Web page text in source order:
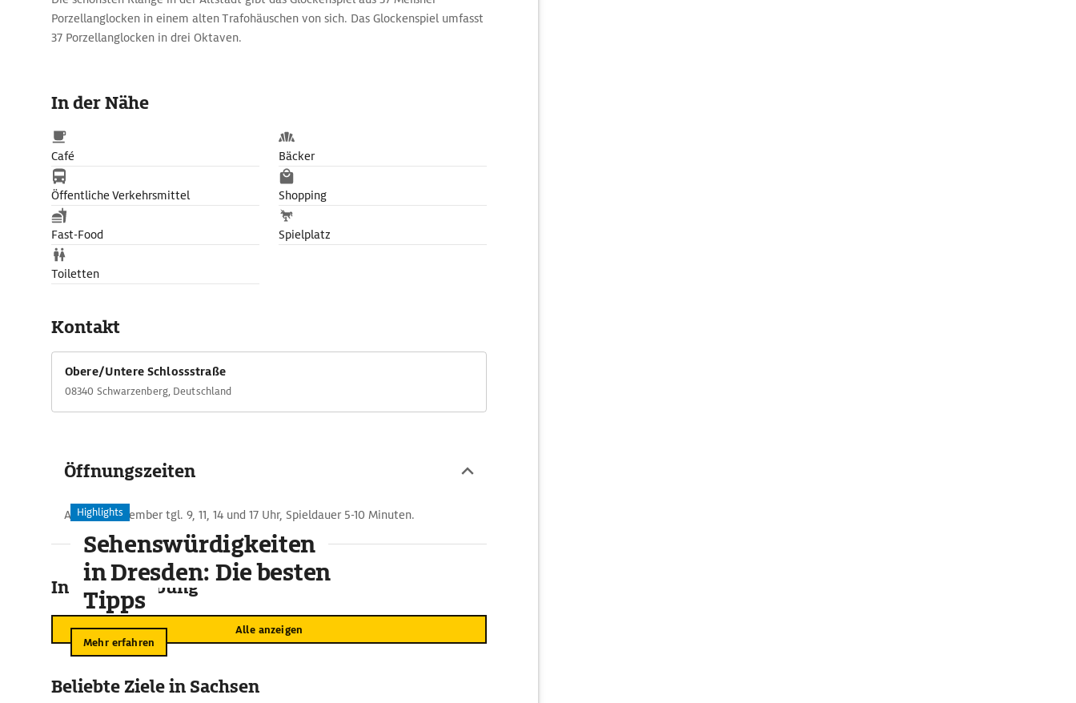
Porzellanglocken in einem alten Trafohäuschen von sich. Das Glockenspiel umfasst
37 Porzellanglocken in drei Oktaven.
In der Nähe
Café Bäcker
Öffentliche Verkehrsmittel Shopping
Fast-Food Spielplatz
Toiletten
Kontakt
Obere/Untere Schlossstraße
08340 Schwarzenberg, Deutschland
Öffnungszeiten
April bis Dezember tgl. 9, 11, 14 und 17 Uhr, Spieldauer 5-10 Minuten.
In der Umgebung
Alle anzeigen
Highlights
Sehenswürdigkeiten
in Dresden: Die besten
Tipps
Mehr erfahren
Beliebte Ziele in Sachsen